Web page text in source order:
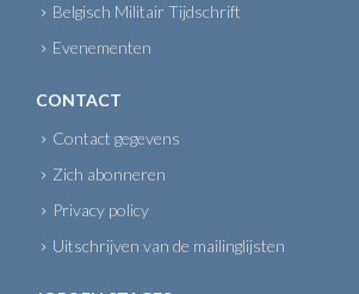
Belgisch Militair Tijdschrift
Evenementen
CONTACT
Contact gegevens
Zich abonneren
Privacy policy
Uitschrijven van de mailinglijsten